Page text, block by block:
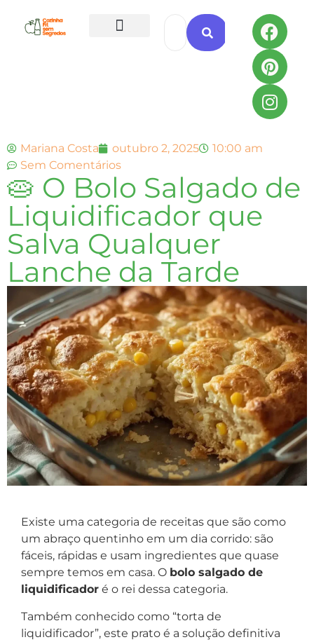
Mariana Costa outubro 2, 2025
10:00 am
Sem Comentários
🥧 O Bolo Salgado de
Liquidificador que
Salva Qualquer
Lanche da Tarde
Existe uma categoria de receitas que são como
um abraço quentinho em um dia corrido: são
fáceis, rápidas e usam ingredientes que quase
sempre temos em casa. O bolo salgado de
liquidificador é o rei dessa categoria.
Também conhecido como “torta de
liquidificador”, este prato é a solução definitiva